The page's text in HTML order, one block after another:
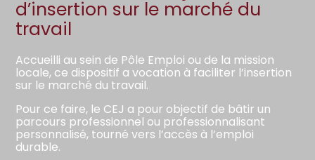
d’insertion sur le marché du
travail
Accueilli au sein de Pôle Emploi ou de la mission
locale, ce dispositif a vocation à faciliter l’insertion
sur le marché du travail.
Pour ce faire, le CEJ a pour objectif de bâtir un
parcours professionnel ou professionnalisant
personnalisé, tourné vers l’accès à l’emploi
durable.